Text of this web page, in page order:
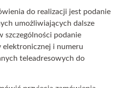
do realizacji jest podanie
umożliwiających dalsze
szczególności podanie
elektronicznej i numeru
teleadresowych do